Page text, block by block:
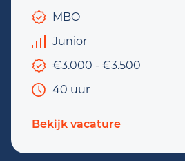
MBO
Junior
€3.000 - €3.500
40 uur
Bekijk vacature